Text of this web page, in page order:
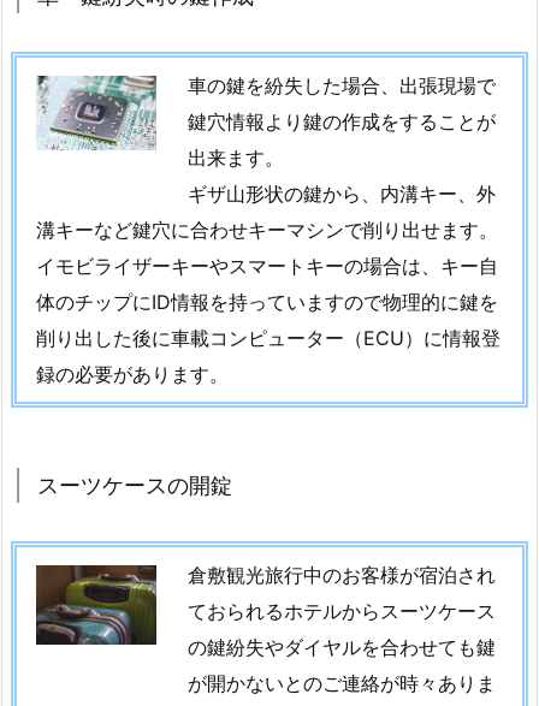
ス
ク
の
緊
開
け
依
頼
1.
7.
倉
昭
和
町
車の鍵を紛失した場合、出張現場で
鍵穴情報より鍵の作成をすることが
出来ます。
ギザ山形状の鍵から、内溝キー、外
溝キーなど鍵穴に合わせキーマシンで削り出せます。
イモビライザーキーやスマートキーの場合は、キー自
体のチップにID情報を持っていますので物理的に鍵を
削り出した後に車載コンピューター（ECU）に情報登
録の必要があります。
スーツケースの開錠
倉敷観光旅行中のお客様が宿泊され
ておられるホテルからスーツケース
の鍵紛失やダイヤルを合わせても鍵
が開かないとのご連絡が時々ありま